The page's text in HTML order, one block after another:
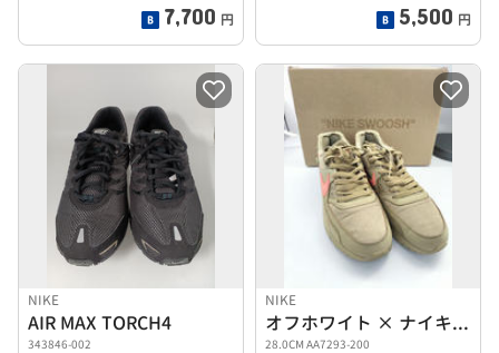
7,700 円 5,500 円
NIKE
AIR MAX TORCH4
343846-002
NIKE
オフホワイト × ナイキ エアマックス90 デザートオレ
28.0CM AA7293-200